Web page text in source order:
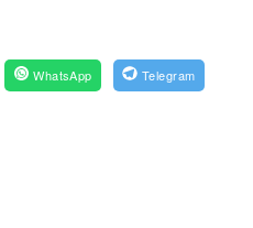
WhatsApp Telegram